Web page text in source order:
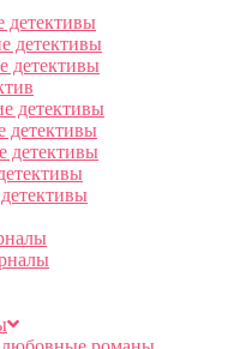
детективы
детективы
детективы
детективы
детективы
детективы